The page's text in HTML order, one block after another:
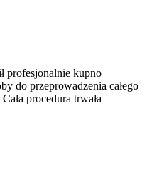
profesjonalnie kupno
do przeprowadzenia całego
procedura trwała